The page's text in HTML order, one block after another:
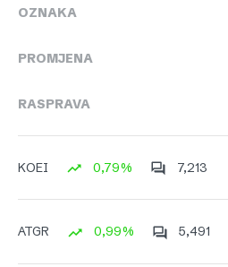
OZNAKA
PROMJENA
RASPRAVA
KOEI 0,79% 7,213
ATGR 0,99% 5,491